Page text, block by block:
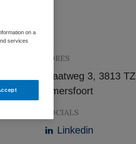
ADRES
Maatweg 3, 3813 TZ
Amersfoort
SOCIALS
Linkedin
on a
services